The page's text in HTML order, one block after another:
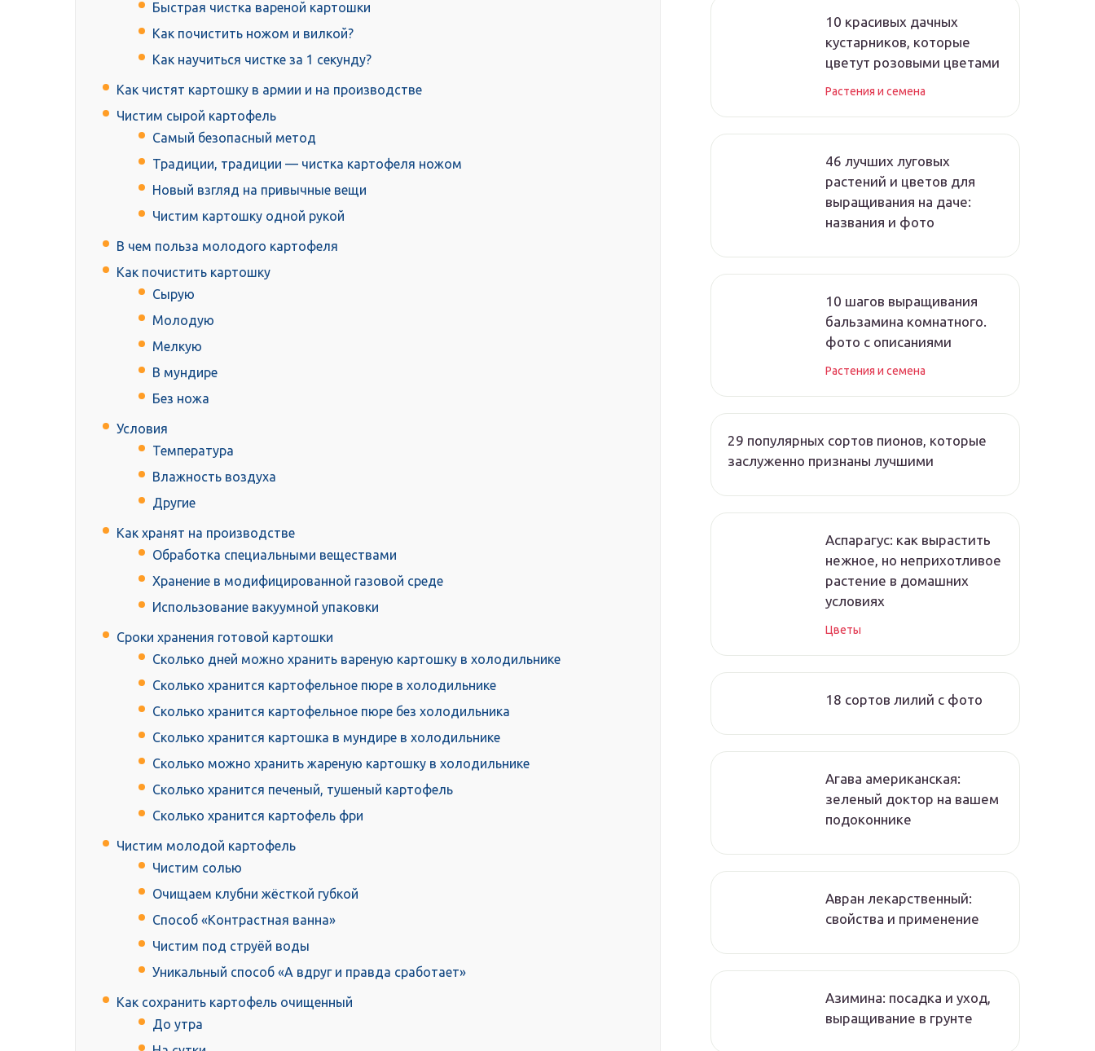
Быстрая чистка вареной картошки
Как почистить ножом и вилкой?
Как научиться чистке за 1 секунду?
Как чистят картошку в армии и на производстве
Чистим сырой картофель
Самый безопасный метод
Традиции, традиции — чистка картофеля ножом
Новый взгляд на привычные вещи
Чистим картошку одной рукой
В чем польза молодого картофеля
Как почистить картошку
Сырую
Молодую
Мелкую
В мундире
Без ножа
Условия
Температура
Влажность воздуха
Другие
Как хранят на производстве
Обработка специальными веществами
Хранение в модифицированной газовой среде
Использование вакуумной упаковки
Сроки хранения готовой картошки
Сколько дней можно хранить вареную картошку в холодильнике
Сколько хранится картофельное пюре в холодильнике
Сколько хранится картофельное пюре без холодильника
Сколько хранится картошка в мундире в холодильнике
Сколько можно хранить жареную картошку в холодильнике
Сколько хранится печеный, тушеный картофель
Сколько хранится картофель фри
Чистим молодой картофель
Чистим солью
Очищаем клубни жёсткой губкой
Способ «Контрастная ванна»
Чистим под струёй воды
Уникальный способ «А вдруг и правда сработает»
Как сохранить картофель очищенный
До утра
10 красивых дачных
кустарников, которые
цветут розовыми цветами
Растения и семена
46 лучших луговых
растений и цветов для
выращивания на даче:
названия и фото
10 шагов выращивания
бальзамина комнатного.
фото с описаниями
Растения и семена
29 популярных сортов пионов, которые
заслуженно признаны лучшими
Аспарагус: как вырастить
нежное, но неприхотливое
растение в домашних
условиях
Цветы
18 сортов лилий с фото
Агава американская:
зеленый доктор на вашем
подоконнике
Авран лекарственный:
свойства и применение
Азимина: посадка и уход,
выращивание в грунте